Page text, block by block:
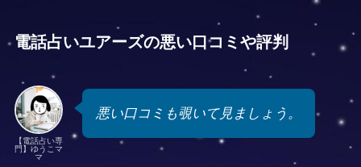
電話占いユアーズの悪い口コミや評判
【電話占い専
門】ゆうこマ
マ
悪い口コミも覗いて見ましょう。